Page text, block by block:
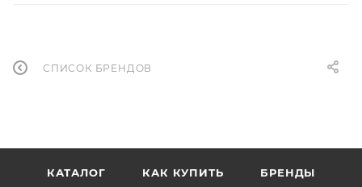
СПИСОК БРЕНДОВ
КАТАЛОГ КАК КУПИТЬ БРЕНДЫ